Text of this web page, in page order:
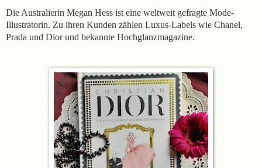
Die Australierin Megan Hess ist eine weltweit gefragte Mode-
Illustratorin. Zu ihren Kunden zählen Luxus-Labels wie Chanel,
Prada und Dior und bekannte Hochglanzmagazine.